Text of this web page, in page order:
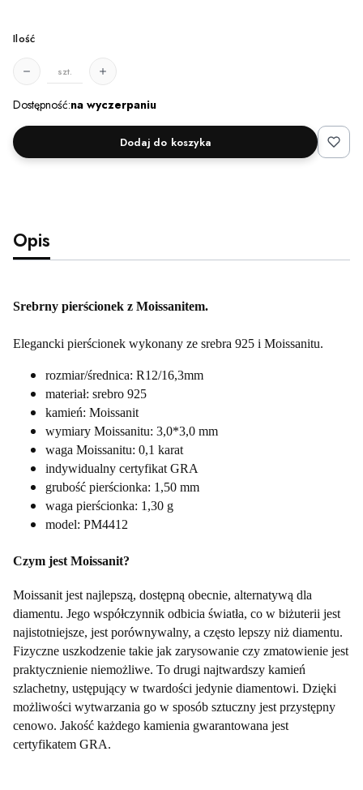
Ilość
szt.
Dostępność:na wyczerpaniu
Dodaj do koszyka
Opis
Srebrny pierścionek z Moissanitem.
Elegancki pierścionek wykonany ze srebra 925 i Moissanitu.
rozmiar/średnica: R12/16,3mm
materiał: srebro 925
kamień: Moissanit
wymiary Moissanitu: 3,0*3,0 mm
waga Moissanitu: 0,1 karat
indywidualny certyfikat GRA
grubość pierścionka: 1,50 mm
waga pierścionka: 1,30 g
model: PM4412
Czym jest Moissanit?
Moissanit jest najlepszą, dostępną obecnie, alternatywą dla
diamentu. Jego współczynnik odbicia światła, co w biżuterii jest
najistotniejsze, jest porównywalny, a często lepszy niż diamentu.
Fizyczne uszkodzenie takie jak zarysowanie czy zmatowienie jest
praktycznienie niemożliwe. To drugi najtwardszy kamień
szlachetny, ustępujący w twardości jedynie diamentowi. Dzięki
możliwości wytwarzania go w sposób sztuczny jest przystępny
cenowo. Jakość każdego kamienia gwarantowana jest
certyfikatem GRA.